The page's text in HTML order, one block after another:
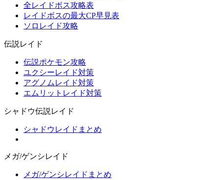
全レイドボス攻略表
レイドボスの最大CP早見表
ソロレイド攻略
伝説レイド
伝説ポケモン攻略
ユクシーレイド対策
アグノムレイド対策
エムリットレイド対策
シャドウ伝説レイド
シャドウレイドまとめ
メガ/ゲンシレイド
メガ/ゲンシレイドまとめ